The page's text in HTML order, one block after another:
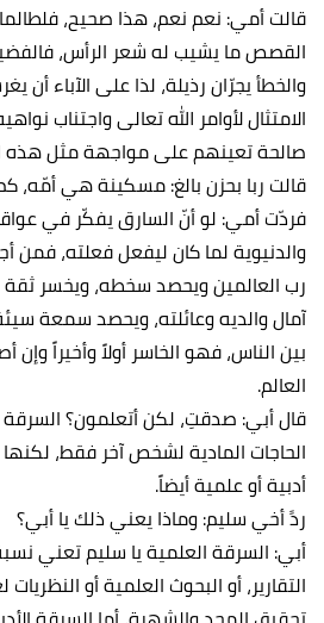
قالت أمي: نعم نعم، هذا صحيح،
القصص ما يشيب له شعر الرأس،
والخطأ يجرّان رذيلة، لذا على الآباء أن
الامتثال لأوامر الله تعالى واجتناب
صالحة تعينهم على مواجهة مثل هذه
قالت ربا بحزن بالغ: مسكينة هي أمّه،
فردّت أمي: لو أنّ السارق يفكّر في
والدنيوية لما كان ليفعل فعلته،
رب العالمين ويحصد سخطه، ويخسر ثقة
آمال والديه وعائلته، ويحصد سمعة
بين الناس، فهو الخاسر أولاً وأخيراً
العالم.
قال أبي: صدقتِ، لكن أتعلمون؟
الحاجات المادية لشخص آخر فقط،
أدبية أو علمية أيضاً.
ردََ أخي سليم: وماذا يعني ذلك يا أبي؟
أبي: السرقة العلمية يا سليم تعني
التقارير، أو البحوث العلمية أو